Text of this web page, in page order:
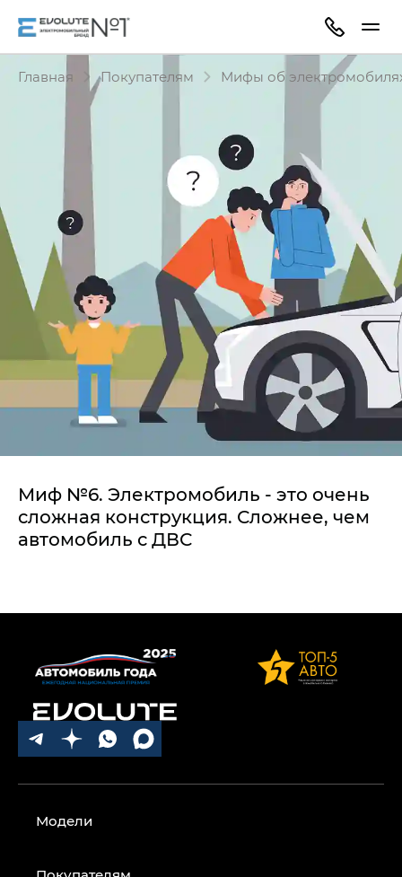
Главная Покупателям Мифы об
Миф №6. Электромобиль - это очень
сложная конструкция. Сложнее, чем
автомобиль с ДВС
Модели